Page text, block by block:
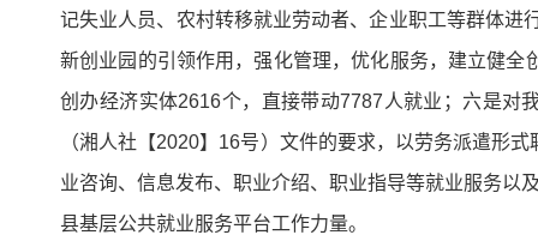
记失业人员、农村转移就业劳动者、企业职工等群体
新创业园的引领作用，强化管理，优化服务，建立健
创办经济实体2616个，直接带动7787人就业；六是对
（湘人社【2020】16号）文件的要求，以劳务派遣形
业咨询、信息发布、职业介绍、职业指导等就业服务以
县基层公共就业服务平台工作力量。